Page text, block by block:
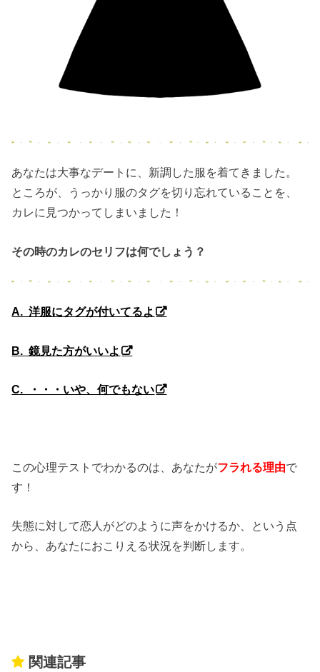
あなたは大事なデートに、新調した服を着てきました。
ところが、うっかり服のタグを切り忘れていることを、
カレに見つかってしまいました！
その時のカレのセリフは何でしょう？
A. 洋服にタグが付いてるよ
B. 鏡見た方がいいよ
C. ・・・いや、何でもない
この心理テストでわかるのは、あなたがフラれる理由で
す！
失態に対して恋人がどのように声をかけるか、という点
から、あなたにおこりえる状況を判断します。
関連記事